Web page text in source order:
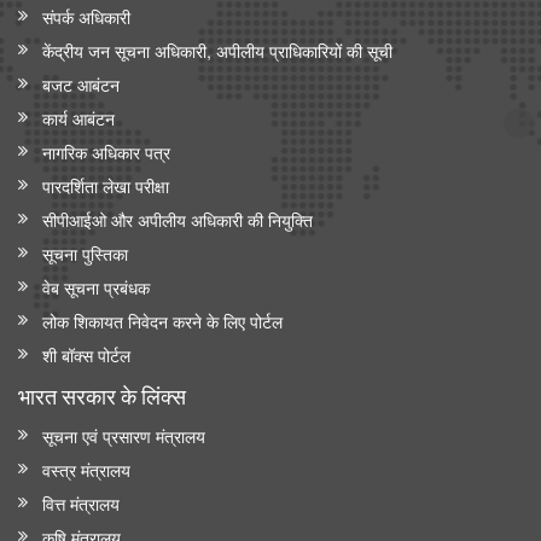
केंद्रीय मंत्री श्री जगत प्रकाश नड्डा ने 'इंडिया मेडिकल डिवाइस 2026' में
सीईओ राउंडटेबल सम्मेलन की अध्यक्षता की
केंद्रीय मंत्री जे.पी. नड्डा ने ‘ एआई इन मेडटेक: आर्टिफिशियल इंटेलिजेंस के
ज़रिए स्वास्थ्य सेवा में क्रांति’ पर नॉलेज पेपर जारी किया
संपर्क अधिकारी
केंद्रीय जन सूचना अधिकारी, अपीलीय प्राधिकारियों की सूची
बजट आबंटन
कार्य आबंटन
नागरिक अधिकार पत्र
पारदर्शिता लेखा परीक्षा
सीपीआईओ और अपी‍लीय अधिकारी की नियुक्ति
सूचना पुस्तिका
वेब सूचना प्रबंधक
लोक शिकायत निवेदन करने के लिए पोर्टल
शी बॉक्स पोर्टल
भारत सरकार के लिंक्‍स
सूचना एवं प्रसारण मंत्रालय
वस्त्र मंत्रालय
वित्त मंत्रालय